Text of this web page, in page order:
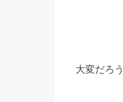
大変だろ